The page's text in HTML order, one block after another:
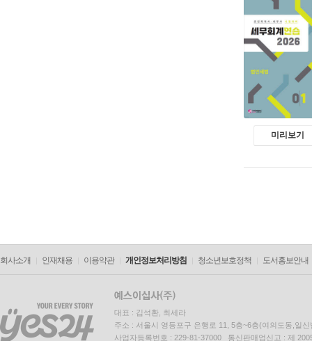
미리보기
회사소개 인재채용 이용약관 개인정보처리방침 청소년보호정책 도서홍보안내
대표 : 김석환, 최세라
주소 : 서울시 영등포구 은행로 11, 5층~6층(여의도동,일신
사업자등록번호 : 229-81-37000 통신판매업신고 : 제